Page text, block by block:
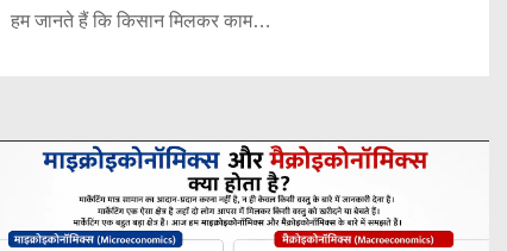
हम जानते हैं कि किसान मिलकर काम…